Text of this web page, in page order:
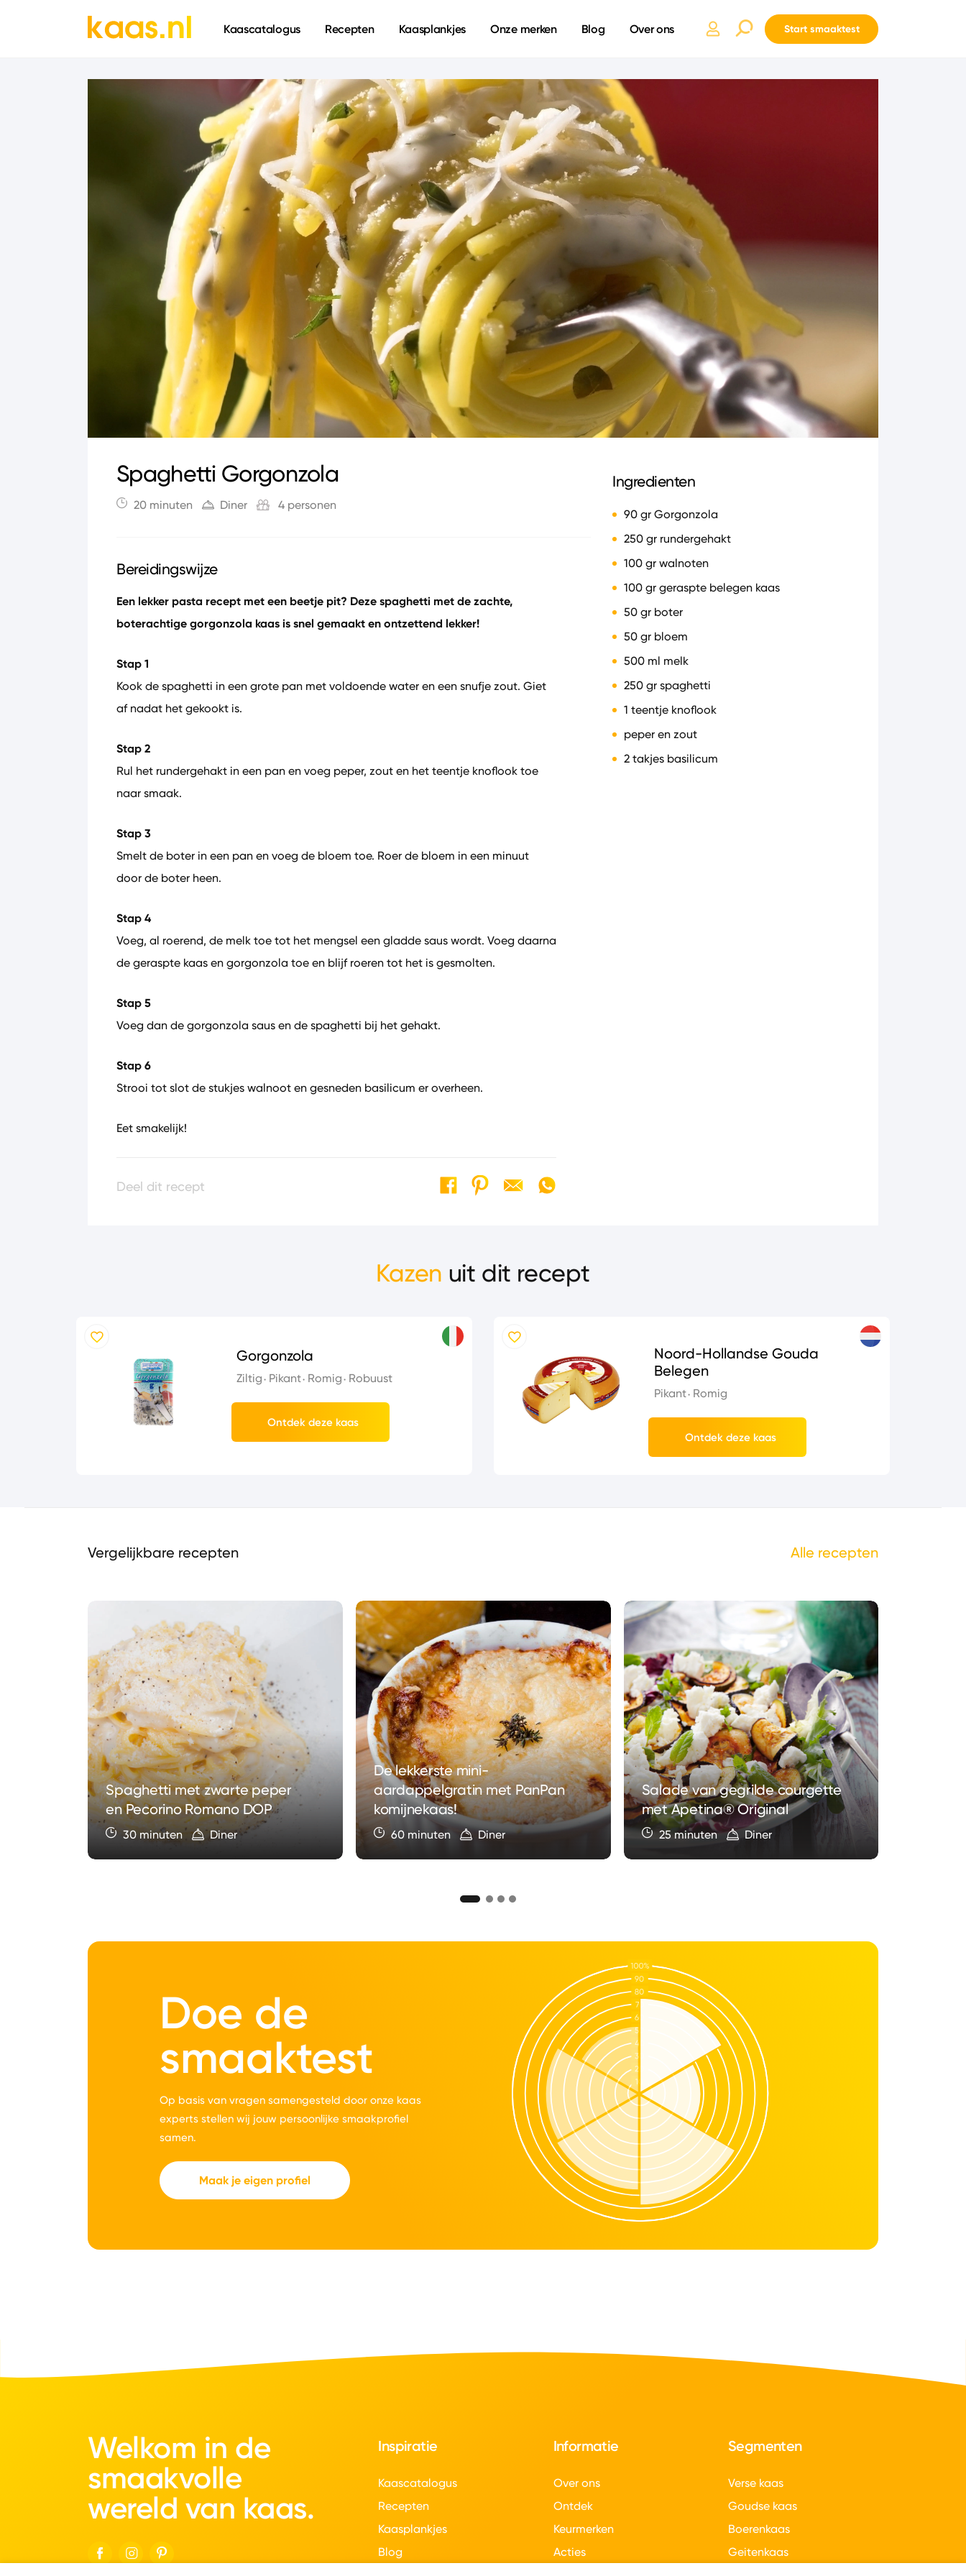
Kaascatalogus Recepten Kaasplankjes Onze merken Blog Over ons Start smaaktest
Spaghetti Gorgonzola
20 minuten Diner 4 personen
Ingredienten
90 gr Gorgonzola
250 gr rundergehakt
100 gr walnoten
100 gr geraspte belegen kaas
50 gr boter
50 gr bloem
500 ml melk
250 gr spaghetti
1 teentje knoflook
peper en zout
2 takjes basilicum
Bereidingswijze
Een lekker pasta recept met een beetje pit? Deze spaghetti met de zachte,
boterachtige gorgonzola kaas is snel gemaakt en ontzettend lekker!
Stap 1
Kook de spaghetti in een grote pan met voldoende water en een snufje zout. Giet
af nadat het gekookt is.
Stap 2
Rul het rundergehakt in een pan en voeg peper, zout en het teentje knoflook toe
naar smaak.
Stap 3
Smelt de boter in een pan en voeg de bloem toe. Roer de bloem in een minuut
door de boter heen.
Stap 4
Voeg, al roerend, de melk toe tot het mengsel een gladde saus wordt. Voeg daarna
de geraspte kaas en gorgonzola toe en blijf roeren tot het is gesmolten.
Stap 5
Voeg dan de gorgonzola saus en de spaghetti bij het gehakt.
Stap 6
Strooi tot slot de stukjes walnoot en gesneden basilicum er overheen.
Eet smakelijk!
Deel dit recept
Kazen uit dit recept
Gorgonzola
Ziltig Pikant Romig Robuust
Ontdek deze kaas
Noord-Hollandse Gouda
Belegen
Pikant Romig
Ontdek deze kaas
Vergelijkbare recepten Alle recepten
Spaghetti met zwarte peper
en Pecorino Romano DOP
30 minuten Diner
De lekkerste mini-
aardappelgratin met PanPan
komijnekaas!
60 minuten Diner
Salade van gegrilde courgette
met Apetina® Original
25 minuten Diner
Doe de
smaaktest
Op basis van vragen samengesteld door onze kaas
experts stellen wij jouw persoonlijke smaakprofiel
samen.
Maak je eigen profiel
Welkom in de
smaakvolle
wereld van kaas.
Inspiratie
Kaascatalogus
Recepten
Kaasplankjes
Blog
Informatie
Over ons
Ontdek
Keurmerken
Acties
Segmenten
Verse kaas
Goudse kaas
Boerenkaas
Geitenkaas